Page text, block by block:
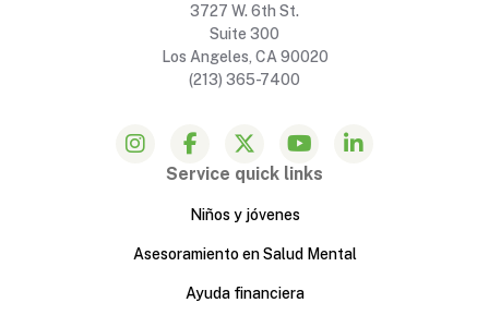
3727 W. 6th St.
Suite 300
Los Angeles, CA 90020
(213) 365-7400
Service quick links
Niños y jóvenes
Asesoramiento en Salud Mental
Ayuda financiera